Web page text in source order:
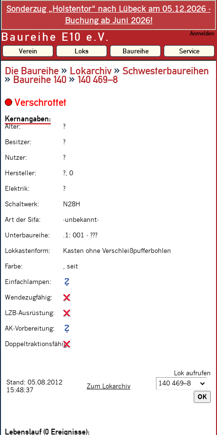
Sonderzug „Holstentor“ nach Lübeck am 05.12.2026 -
Buchung ab Juni 2026!
Baureihe E10 e.V. Anmelden
Verein Loks Baureihe Service
Die Baureihe » Lokarchiv» Schwesterbaureihen
»Baureihe 140 »140 469–8
Verschrottet
Kernangaben:
Alter: ?
Besitzer: ?
Nutzer: ?
Hersteller: ?, 0
Elektrik: ?
Schaltwerk: N28H
Art der Sifa: -unbekannt-
Unterbaureihe: .1: 001 - ???
Lokkastenform: Kasten ohne Verschleißpufferbohlen
Farbe: , seit
Einfachlampen:
Wendezugfähig:
LZB-Ausrüstung:
AK-Vorbereitung:
Doppeltraktionsfähig:
Stand: 05.08.2012
15:48:37
Zum Lokarchiv
Lok aufrufen
Lebenslauf (0 Ereignisse):